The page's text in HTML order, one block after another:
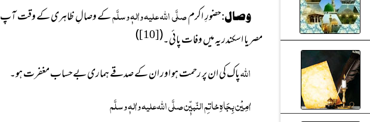
وصال:حضورِ اکرمصلَّی اللہ علیہ واٰلہٖ وسلَّمکے وصالِ ظاہری کےوقت آپ
مصر یا اسکندریہ میں وفات پائی۔(
[10]
)
اللہپاک کی ان پر رحمت ہو اور ان کے صدقے ہماری بےحساب مغفرت ہو۔
اٰمِیْن بِجَاہِ خاتمِ النّبیّٖنصلَّی اللہ علیہ واٰلہٖ وسلَّم